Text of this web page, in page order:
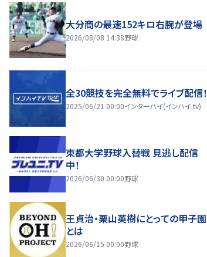
大分商の最速152キロ右腕が登場
2026/08/08 14:38野球
全30競技を完全無料でライブ配信！
2025/06/21 00:00インターハイ(インハイ.tv)
東都大学野球入替戦 見逃し配信
中！
2026/06/30 00:00野球
王貞治・栗山英樹にとっての甲子園
とは
2026/06/15 00:00野球